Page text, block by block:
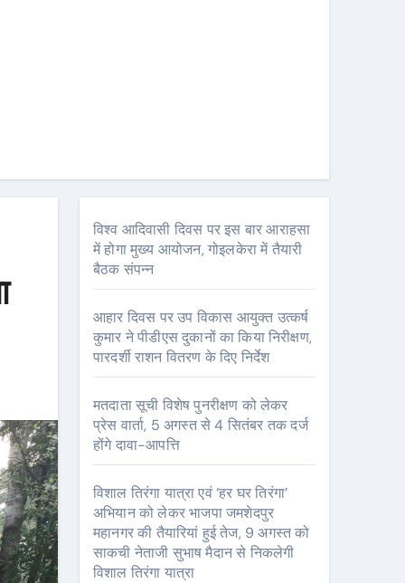
विश्व आदिवासी दिवस पर इस बार आराहसा
में होगा मुख्य आयोजन, गोइलकेरा में तैयारी
बैठक संपन्न
आहार दिवस पर उप विकास आयुक्त उत्कर्ष
कुमार ने पीडीएस दुकानों का किया निरीक्षण,
पारदर्शी राशन वितरण के दिए निर्देश
मतदाता सूची विशेष पुनरीक्षण को लेकर
प्रेस वार्ता, 5 अगस्त से 4 सितंबर तक दर्ज
होंगे दावा-आपत्ति
विशाल तिरंगा यात्रा एवं ‘हर घर तिरंगा’
अभियान को लेकर भाजपा जमशेदपुर
महानगर की तैयारियां हुई तेज, 9 अगस्त को
साकची नेताजी सुभाष मैदान से निकलेगी
विशाल तिरंगा यात्रा